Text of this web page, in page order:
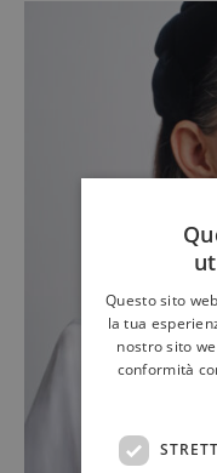
Questo sito
la tua
nostro sito
conformità